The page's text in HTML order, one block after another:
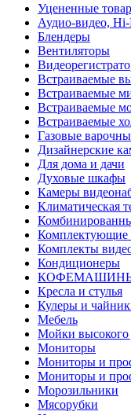
Уцененные
Аудио-видео,
Блендеры
Вентиляторы
Встраиваемые
Встраиваемые
Встраиваемые
Встраиваемые
Газовые
Дизайнерские
Для дома и дачи
Духовые шкафы
Камеры
Климатическая
Комплектующие
Комплекты
Кондиционеры
Кресла и стулья
Кулеры и
Мебель
Мойки высокого
Мониторы
Мониторы и
Мониторы и
Морозильники
Мясорубки